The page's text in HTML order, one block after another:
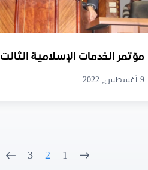
مؤتمر الخدمات الإسلامية الثالت
9 أغسطس, 2022
1
2
3